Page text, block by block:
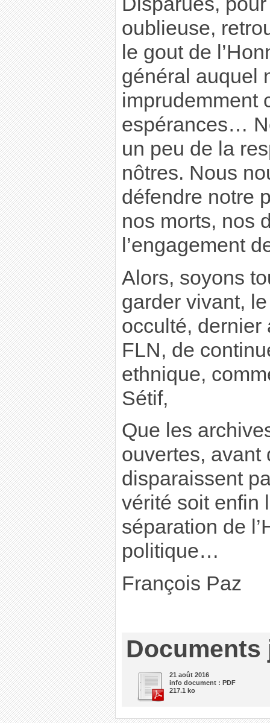
oublieuse,
le gout de
général auquel
imprudemment
espérances…
un peu de la
nôtres. Nous
défendre notre
nos morts, nos
l’engagement
Alors, soyons
garder vivant,
occulté, dernier
FLN, de
ethnique,
Sétif,
Que les
ouvertes, avant
disparaissent
vérité soit enfin
séparation de
politique…
François Paz
Documents
21 août 2016
info document : PDF
217.1 ko